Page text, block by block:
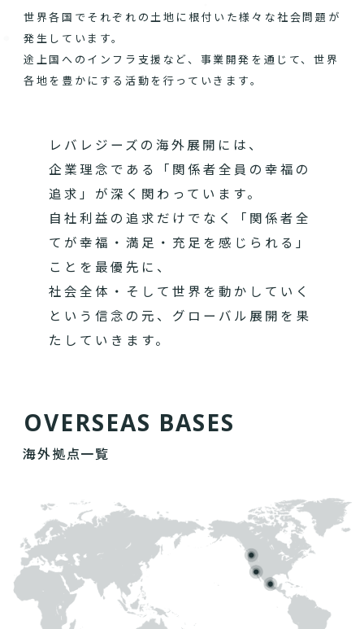
世界各国でそれぞれの土地に根付いた様々な社会問題が
発生しています。
途上国へのインフラ支援など、事業開発を通じて、世界
各地を豊かにする活動を行っていきます。
レバレジーズの海外展開には、
企業理念である「関係者全員の幸福の
追求」が深く関わっています。
自社利益の追求だけでなく「関係者全
てが幸福・満足・充足を感じられる」
ことを最優先に、
社会全体・そして世界を動かしていく
という信念の元、グローバル展開を果
たしていきます。
OVERSEAS BASES
海外拠点一覧